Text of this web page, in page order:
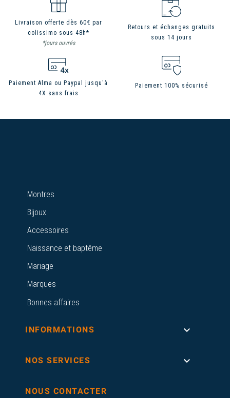
Livraison offerte dès 60€ par
colissimo sous 48h*
*jours ouvrés
Retours et échanges gratuits
sous 14 jours
Paiement Alma ou Paypal jusqu'à
4X sans frais
Paiement 100% sécurisé
Montres
Bijoux
Accessoires
Naissance et baptême
Mariage
Marques
Bonnes affaires
INFORMATIONS 
NOS SERVICES 
NOUS CONTACTER